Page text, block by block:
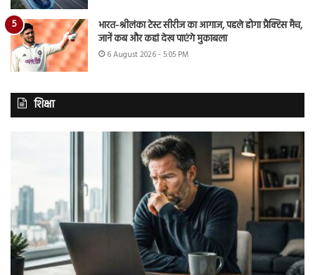
भारत-श्रीलंका टेस्ट सीरीज का आगाज, पहले होगा प्रैक्टिस मैच,
जानें कब और कहां देख पाएंगे मुकाबला
6 August 2026 - 5:05 PM
शिक्षा